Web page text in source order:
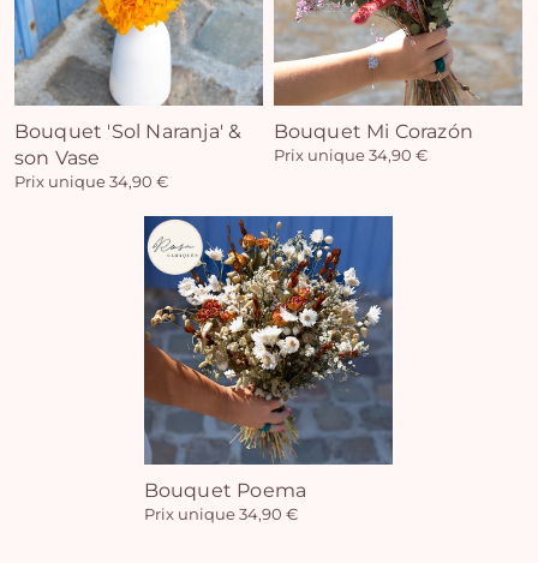
Bouquet 'Sol Naranja' &
son Vase
Prix unique 34,90 €
Bouquet Mi Corazón
Prix unique 34,90 €
Bouquet Poema
Prix unique 34,90 €